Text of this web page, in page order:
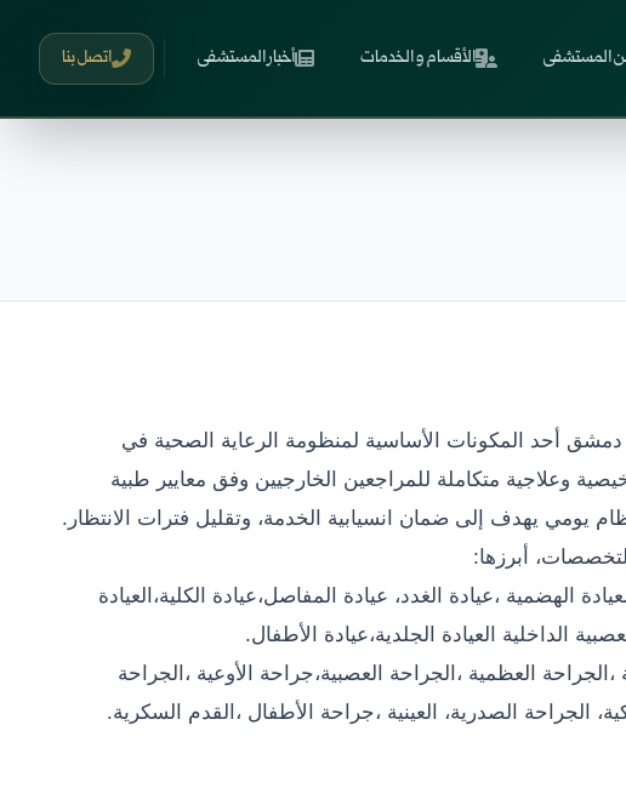
المستشفى الأقسام و الخدمات أخبار المستشفى اتصل بنا
أحد المكونات الأساسية لمنظومة الرعاية الصحية في
وعلاجية متكاملة للمراجعين الخارجيين وفق معايير طبية
يومي يهدف إلى ضمان انسيابية الخدمة، وتقليل فترات الانتظار.
أبرزها:
الهضمية ،عيادة الغدد، عيادة المفاصل،عيادة الكلية،العيادة
الداخلية العيادة الجلدية،عيادة الأطفال.
،الجراحة العظمية ،الجراحة العصبية،جراحة الأوعية ،الجراحة
الجراحة الصدرية، العينية ،جراحة الأطفال ،القدم السكرية.